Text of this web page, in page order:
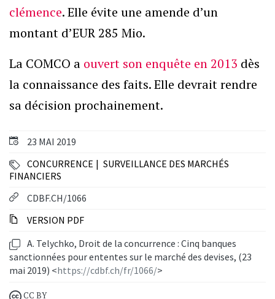
23 MAI 2019
CONCURRENCE
SURVEILLANCE DES MARCHÉS
FINANCIERS
CDBF.CH/1066
VERSION PDF
A. Telychko, Droit de la concurrence : Cinq banques
sanctionnées pour ententes sur le marché des devises, (23
mai 2019) <https://cdbf.ch/fr/1066/>
CC BY
clémence. Elle évite une amende d’un
montant d’EUR 285 Mio.
La COMCO a ouvert son enquête en 2013 dès
la connaissance des faits. Elle devrait rendre
sa décision prochainement.